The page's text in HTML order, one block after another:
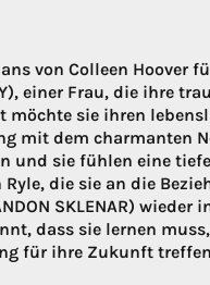
von Colleen Hoover
einer Frau, die ihre
möchte sie ihren
mit dem charmanten
und sie fühlen eine
die sie an die
SKLENAR) wieder
dass sie lernen
für ihre Zukunft